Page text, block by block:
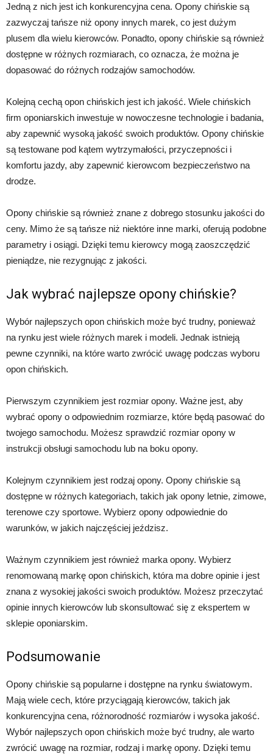
Jedną z nich jest ich konkurencyjna cena. Opony chińskie są
zazwyczaj tańsze niż opony innych marek, co jest dużym
plusem dla wielu kierowców. Ponadto, opony chińskie są również
dostępne w różnych rozmiarach, co oznacza, że można je
dopasować do różnych rodzajów samochodów.
Kolejną cechą opon chińskich jest ich jakość. Wiele chińskich
firm oponiarskich inwestuje w nowoczesne technologie i badania,
aby zapewnić wysoką jakość swoich produktów. Opony chińskie
są testowane pod kątem wytrzymałości, przyczepności i
komfortu jazdy, aby zapewnić kierowcom bezpieczeństwo na
drodze.
Opony chińskie są również znane z dobrego stosunku jakości do
ceny. Mimo że są tańsze niż niektóre inne marki, oferują podobne
parametry i osiągi. Dzięki temu kierowcy mogą zaoszczędzić
pieniądze, nie rezygnując z jakości.
Jak wybrać najlepsze opony chińskie?
Wybór najlepszych opon chińskich może być trudny, ponieważ
na rynku jest wiele różnych marek i modeli. Jednak istnieją
pewne czynniki, na które warto zwrócić uwagę podczas wyboru
opon chińskich.
Pierwszym czynnikiem jest rozmiar opony. Ważne jest, aby
wybrać opony o odpowiednim rozmiarze, które będą pasować do
twojego samochodu. Możesz sprawdzić rozmiar opony w
instrukcji obsługi samochodu lub na boku opony.
Kolejnym czynnikiem jest rodzaj opony. Opony chińskie są
dostępne w różnych kategoriach, takich jak opony letnie, zimowe,
terenowe czy sportowe. Wybierz opony odpowiednie do
warunków, w jakich najczęściej jeździsz.
Ważnym czynnikiem jest również marka opony. Wybierz
renomowaną markę opon chińskich, która ma dobre opinie i jest
znana z wysokiej jakości swoich produktów. Możesz przeczytać
opinie innych kierowców lub skonsultować się z ekspertem w
sklepie oponiarskim.
Podsumowanie
Opony chińskie są popularne i dostępne na rynku światowym.
Mają wiele cech, które przyciągają kierowców, takich jak
konkurencyjna cena, różnorodność rozmiarów i wysoka jakość.
Wybór najlepszych opon chińskich może być trudny, ale warto
zwrócić uwagę na rozmiar, rodzaj i markę opony. Dzięki temu